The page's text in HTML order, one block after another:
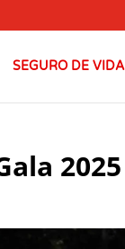
SEGURO DE VIDA
2025